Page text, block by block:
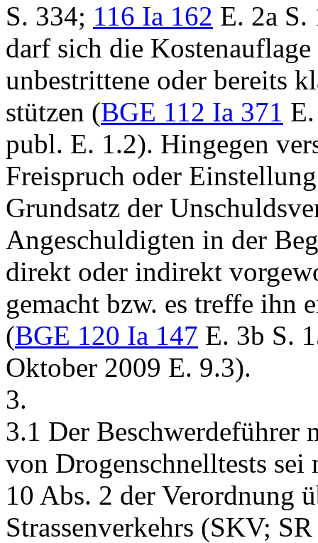
S. 334; 116 Ia 162 E. 2a
darf sich die
unbestrittene oder bereits
stützen (BGE 112 Ia 371
publ. E. 1.2). Hingegen
Freispruch oder
Grundsatz der
Angeschuldigten in der
direkt oder indirekt
gemacht bzw. es treffe ihn
(BGE 120 Ia 147 E. 3b S.
Oktober 2009 E. 9.3).
3.
3.1 Der Beschwerdeführer
von Drogenschnelltests sei
10 Abs. 2 der Verordnung
Strassenverkehrs (SKV;